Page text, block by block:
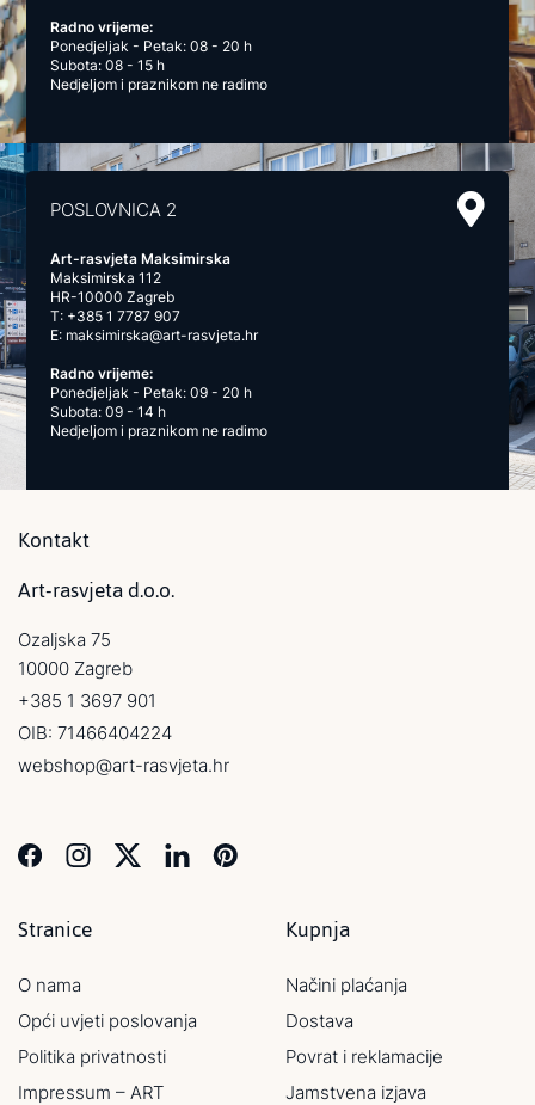
Radno vrijeme:
Ponedjeljak - Petak: 08 - 20 h
Subota: 08 - 15 h
Nedjeljom i praznikom ne radimo
POSLOVNICA 2
Art-rasvjeta Maksimirska
Maksimirska 112
HR-10000 Zagreb
T: +385 1 7787 907
E: maksimirska@art-rasvjeta.hr
Radno vrijeme:
Ponedjeljak - Petak: 09 - 20 h
Subota: 09 - 14 h
Nedjeljom i praznikom ne radimo
Kontakt
Art-rasvjeta d.o.o.
Ozaljska 75
10000 Zagreb
+385 1 3697 901
OIB: 71466404224
webshop@art-rasvjeta.hr
Stranice
O nama
Opći uvjeti poslovanja
Politika privatnosti
Impressum – ART
Kupnja
Načini plaćanja
Dostava
Povrat i reklamacije
Jamstvena izjava